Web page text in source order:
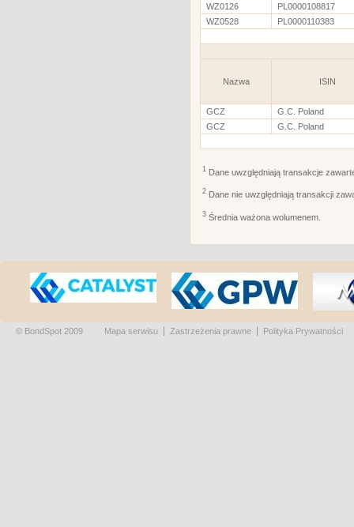
WZ0126
PL0000108817
WZ0528
PL0000110383
Nazwa ISIN
GCZ
G.C. Poland
GCZ
G.C. Poland
1 Dane uwzględniają transakcje
2 Dane nie uwzględniają transakcji
3 Średnia ważona wolumenem.
© BondSpot 2009 Mapa serwisu Zastrzeżenia prawne Polityka Prywatności